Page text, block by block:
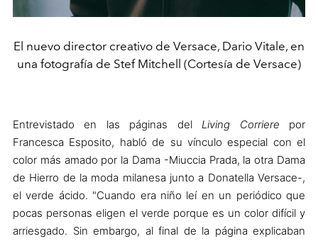
El nuevo director creativo de Versace, Dario Vitale, en
una fotografía de Stef Mitchell (Cortesía de Versace)
Entrevistado en las páginas delLiving Corriere por
Francesca Esposito, habló de su vínculo especial con el
color más amado por la Dama -Miuccia Prada, la otra Dama
de Hierro de la moda milanesa junto a Donatella Versace-,
el verde ácido. "Cuando era niño leí en un periódico que
pocas personas eligen el verde porque es un color difícil y
arriesgado. Sin embargo, al final de la página explicaban